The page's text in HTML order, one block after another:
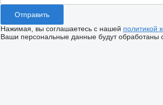
Нажимая, вы соглашаетесь с нашей политикой
Ваши персональные данные будут обработаны